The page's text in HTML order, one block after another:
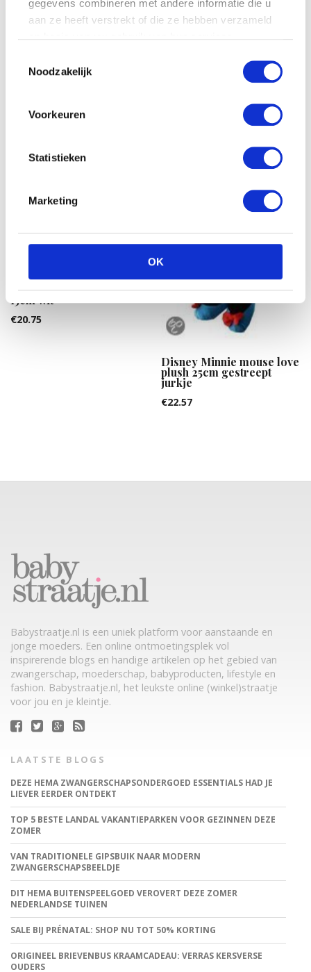
gegevens combineren met andere informatie die u
aan ze heeft verstrekt of die ze hebben verzameld
Noodzakelijk
Voorkeuren
Statistieken
Marketing
OK
Super Mario Plush figure
Vdm Paard in handtasje
15cm wit
€20.75
Disney Minnie mouse love
plush 25cm gestreept
jurkje
€22.57
Babystraatje.nl is een uniek platform voor aanstaande en
jonge moeders. Een online ontmoetingsplek vol
inspirerende blogs en handige artikelen op het gebied van
zwangerschap, moederschap, babyproducten, lifestyle en
fashion. Babystraatje.nl, het leukste online (winkel)straatje
voor jou en je kleintje.
LAATSTE BLOGS
DEZE HEMA ZWANGERSCHAPSONDERGOED ESSENTIALS HAD JE
LIEVER EERDER ONTDEKT
TOP 5 BESTE LANDAL VAKANTIEPARKEN VOOR GEZINNEN DEZE
ZOMER
VAN TRADITIONELE GIPSBUIK NAAR MODERN
ZWANGERSCHAPSBEELDJE
DIT HEMA BUITENSPEELGOED VEROVERT DEZE ZOMER
NEDERLANDSE TUINEN
SALE BIJ PRÉNATAL: SHOP NU TOT 50% KORTING
ORIGINEEL BRIEVENBUS KRAAMCADEAU: VERRAS KERSVERSE
OUDERS